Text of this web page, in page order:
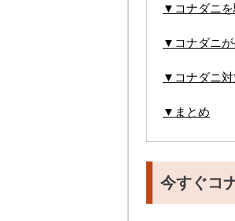
▼コナダニを
▼コナダニ
▼コナダニ対
▼まとめ
今すぐコ